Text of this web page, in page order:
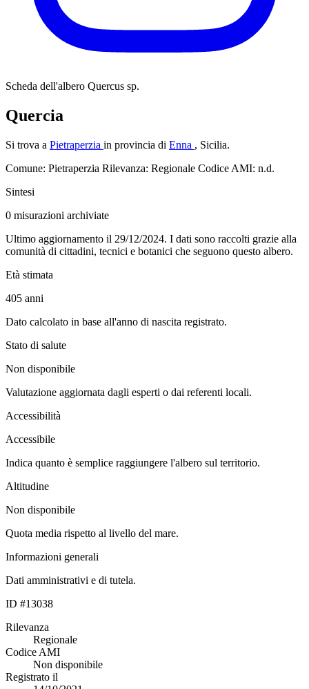
Scheda dell'albero Quercus sp.
Quercia
Si trova a Pietraperzia in provincia di Enna , Sicilia.
Comune: Pietraperzia Rilevanza: Regionale Codice AMI: n.d.
Sintesi
0 misurazioni archiviate
Ultimo aggiornamento il 29/12/2024. I dati sono raccolti grazie alla
comunità di cittadini, tecnici e botanici che seguono questo albero.
Età stimata
405 anni
Dato calcolato in base all'anno di nascita registrato.
Stato di salute
Non disponibile
Valutazione aggiornata dagli esperti o dai referenti locali.
Accessibilità
Accessibile
Indica quanto è semplice raggiungere l'albero sul territorio.
Altitudine
Non disponibile
Quota media rispetto al livello del mare.
Informazioni generali
Dati amministrativi e di tutela.
ID #13038
Rilevanza
Regionale
Codice AMI
Non disponibile
Registrato il